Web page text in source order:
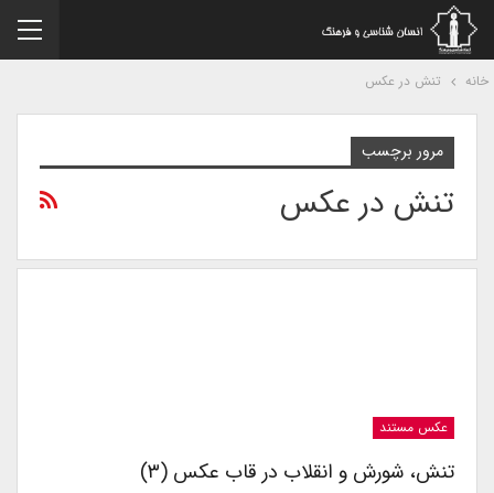
تنش در عکس
مرور برچسب
تنش در عکس
عکس مستند
تنش، شورش و انقلاب در قاب عکس (۳)